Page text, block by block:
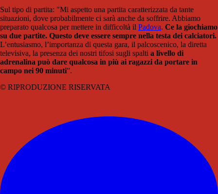
Sul tipo di partita: "Mi aspetto una partita caratterizzata da tante
situazioni, dove probabilmente ci sarà anche da soffrire. Abbiamo
preparato qualcosa per mettere in difficoltà il Padova. Ce la giochiamo
su due partite. Questo deve essere sempre nella testa dei calciatori.
L’entusiasmo, l’importanza di questa gara, il palcoscenico, la diretta
televisiva, la presenza dei nostri tifosi sugli spalti a livello di
adrenalina può dare qualcosa in più ai ragazzi da portare in
campo nei 90 minuti”.
© RIPRODUZIONE RISERVATA